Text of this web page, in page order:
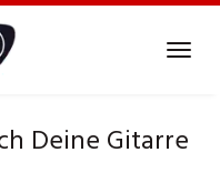
Deine Gitarre